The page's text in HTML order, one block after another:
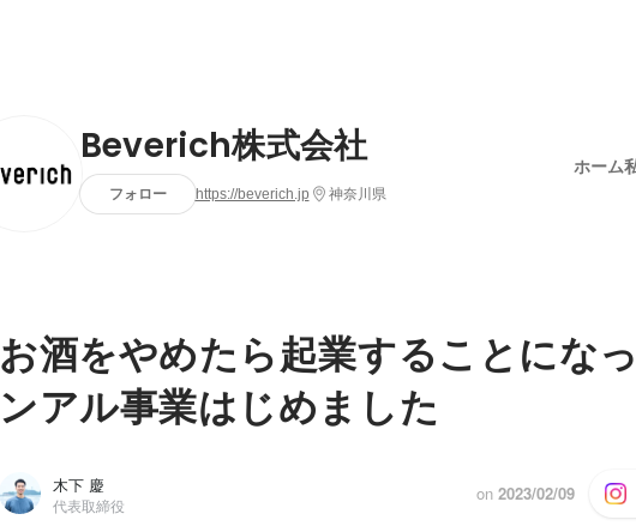
Beverich株式会社
フォロー https://beverich.jp 神奈川県
ホーム
お酒をやめたら起業することにな
ンアル事業はじめました
木下 慶
代表取締役
on 2023/02/09